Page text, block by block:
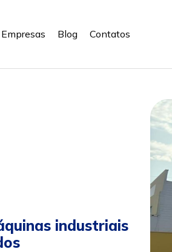
Empresas Blog Contatos
industriais